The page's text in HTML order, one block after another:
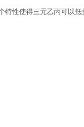
性使得三元乙丙可以